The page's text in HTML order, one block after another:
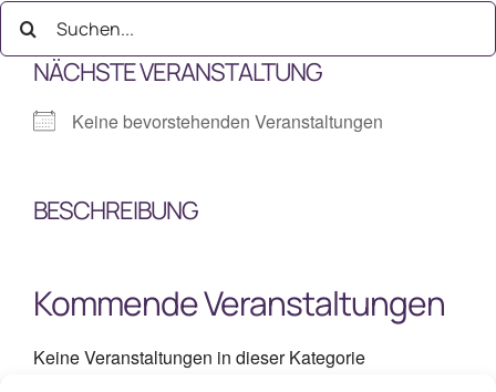
Suche
nach:
NÄCHSTE VERANSTALTUNG
Keine bevorstehenden Veranstaltungen
BESCHREIBUNG
Kommende Veranstaltungen
Keine Veranstaltungen in dieser Kategorie